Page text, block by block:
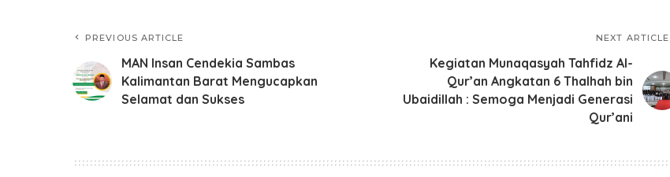
PREVIOUS ARTICLE
MAN Insan Cendekia Sambas
Kalimantan Barat Mengucapkan
Selamat dan Sukses
NEXT ARTICLE
Kegiatan Munaqasyah Tahfidz Al-
Qur’an Angkatan 6 Thalhah bin
Ubaidillah : Semoga Menjadi Generasi
Qur’ani